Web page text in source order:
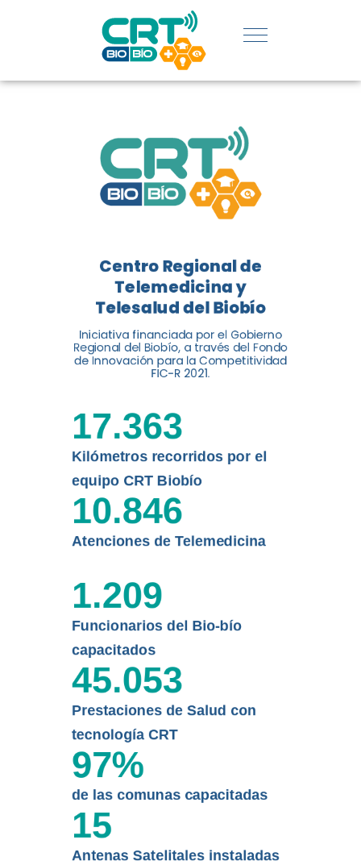
DE
Y
TELESALUD
EN CHILE
La nueva norma chilena 3858,
adaptada del estándar
internacional ISO 13131, fue
impulsada por el Centro
Regional de Telemedicina y
Telesalud del Biobío, a través
de la Universidad de
Leer más
Centro Regional de
Telemedicina y
Telesalud del Biobío
Iniciativa financiada por el Gobierno
Regional del Biobío, a través del Fondo
de Innovación para la Competitividad
FIC-R 2021.
Kilómetros recorridos por el
equipo CRT Biobío
17.363
Atenciones de Telemedicina
10.846
Funcionarios del Bio-bío
capacitados
1.209
Prestaciones de Salud con
tecnología CRT
45.053
de las comunas capacitadas
97%
Antenas Satelitales instaladas
15